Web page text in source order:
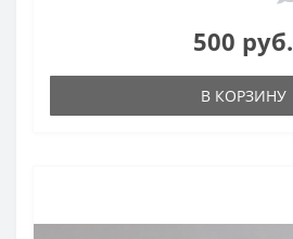
500 руб.
В КОРЗИНУ